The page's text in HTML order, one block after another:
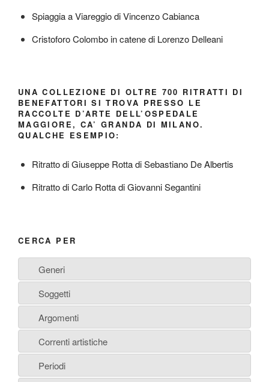
Spiaggia a Viareggio di Vincenzo Cabianca
Cristoforo Colombo in catene di Lorenzo Delleani
UNA COLLEZIONE DI OLTRE 700 RITRATTI DI
BENEFATTORI SI TROVA PRESSO LE
RACCOLTE D’ARTE DELL’OSPEDALE
MAGGIORE, CA’ GRANDA DI MILANO.
QUALCHE ESEMPIO:
Ritratto di Giuseppe Rotta di Sebastiano De Albertis
Ritratto di Carlo Rotta di Giovanni Segantini
CERCA PER
Generi
Soggetti
Argomenti
Correnti artistiche
Periodi